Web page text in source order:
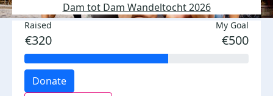
Dam tot Dam Wandeltocht 2026
Raised
€320
My Goal
€500
Donate